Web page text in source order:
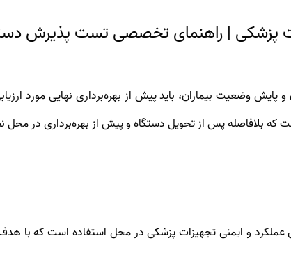
وضعیت بیماران، باید پیش از بهره‌برداری نهایی مورد
که بلافاصله پس از تحویل دستگاه و پیش از بهره‌برداری در
عملکرد و ایمنی تجهیزات پزشکی در محل استفاده است که با